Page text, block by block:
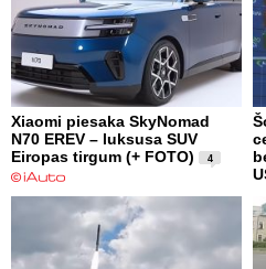
Xiaomi piesaka SkyNomad
N70 EREV – luksusa SUV
Eiropas tirgum (+ FOTO)
4